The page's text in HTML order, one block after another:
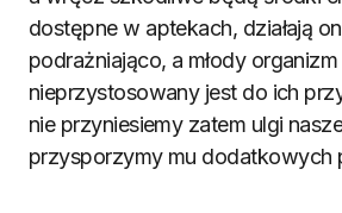
dostępne w aptekach, działają
podrażniająco, a młody organizm
nieprzystosowany jest do ich
nie przyniesiemy zatem ulgi
przysporzymy mu dodatkowych